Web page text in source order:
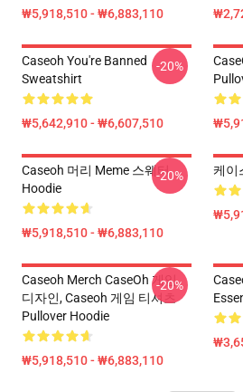
₩5,918,510 - ₩6,883,110
Caseoh You're Banned
Sweatshirt
₩5,642,910 - ₩6,607,510
-20%
Caseoh 머리 Meme 스웨터
Hoodie
₩5,918,510 - ₩6,883,110
-20% 케이
Caseoh Merch CaseOh 게임
디자인, Caseoh 게임 티셔츠
Pullover Hoodie
₩5,918,510 - ₩6,883,110
-20%